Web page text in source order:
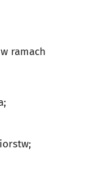
ramach